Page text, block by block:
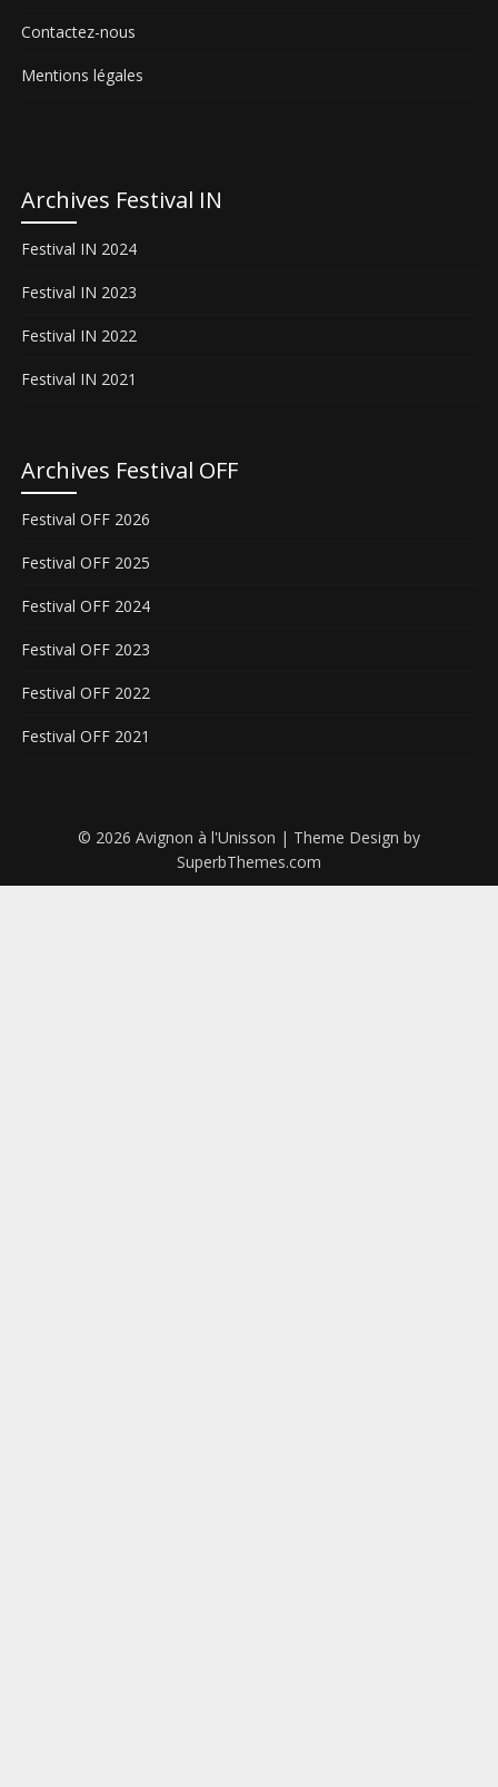
Contactez-nous
Mentions légales
Archives Festival IN
Festival IN 2024
Festival IN 2023
Festival IN 2022
Festival IN 2021
Archives Festival OFF
Festival OFF 2026
Festival OFF 2025
Festival OFF 2024
Festival OFF 2023
Festival OFF 2022
Festival OFF 2021
© 2026 Avignon à l'Unisson | Theme Design by
SuperbThemes.com